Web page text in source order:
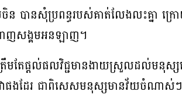
ន បានសុំប្រពន្ធរបស់គាត់លែងលះគ្នា ក្រ
ាញសង្គមអនឡាញ។
តែផ្ដល់ផលវិជ្ជមានងាយស្រួលដល់មនុស្សន
ងដែរ ជាពិសេសមនុស្សមានវ័យចំណាស់